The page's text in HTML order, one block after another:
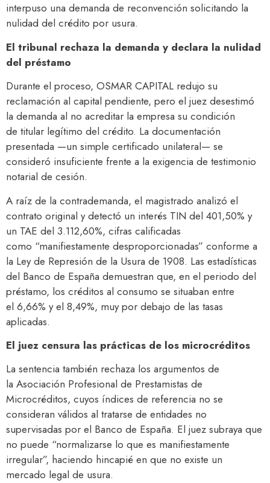
interpuso una demanda de reconvención solicitando la
nulidad del crédito por usura.
El tribunal rechaza la demanda y declara la nulidad
del préstamo
Durante el proceso, OSMAR CAPITAL redujo su
reclamación al capital pendiente, pero el juez desestimó
la demanda al no acreditar la empresa su condición
de titular legítimo del crédito. La documentación
presentada —un simple certificado unilateral— se
consideró insuficiente frente a la exigencia de testimonio
notarial de cesión.
A raíz de la contrademanda, el magistrado analizó el
contrato original y detectó un interés TIN del 401,50% y
un TAE del 3.112,60%, cifras calificadas
como “manifiestamente desproporcionadas” conforme a
la Ley de Represión de la Usura de 1908. Las estadísticas
del Banco de España demuestran que, en el periodo del
préstamo, los créditos al consumo se situaban entre
el 6,66% y el 8,49%, muy por debajo de las tasas
aplicadas.
El juez censura las prácticas de los microcréditos
La sentencia también rechaza los argumentos de
la Asociación Profesional de Prestamistas de
Microcréditos, cuyos índices de referencia no se
consideran válidos al tratarse de entidades no
supervisadas por el Banco de España. El juez subraya que
no puede “normalizarse lo que es manifiestamente
irregular”, haciendo hincapié en que no existe un
mercado legal de usura.